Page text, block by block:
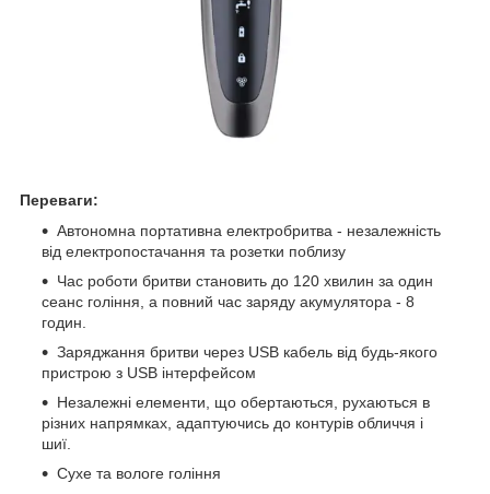
Переваги:
Автономна портативна електробритва - незалежність
від електропостачання та розетки поблизу
Час роботи бритви становить до 120 хвилин за один
сеанс гоління, а повний час заряду акумулятора - 8
годин.
Заряджання бритви через USB кабель від будь-якого
пристрою з USB інтерфейсом
Незалежні елементи, що обертаються, рухаються в
різних напрямках, адаптуючись до контурів обличчя і
шиї.
Сухе та вологе гоління